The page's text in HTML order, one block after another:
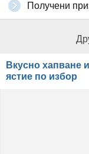
Получени
Вкусно хапване
ястие по избор